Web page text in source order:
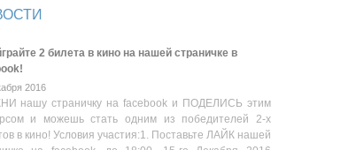
2 билета в кино на нашей страничке в
2016
нашу страничку на facebook и ПОДЕЛИСЬ этим
и можешь стать одним из победителей 2-х
в кино! Условия участия:1. Поставьте ЛАЙК нашей